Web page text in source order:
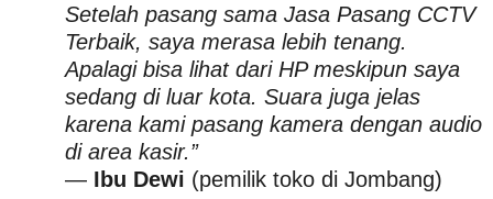
Setelah pasang sama Jasa Pasang CCTV
Terbaik, saya merasa lebih tenang.
Apalagi bisa lihat dari HP meskipun saya
sedang di luar kota. Suara juga jelas
karena kami pasang kamera dengan audio
di area kasir.”
— Ibu Dewi (pemilik toko di Jombang)